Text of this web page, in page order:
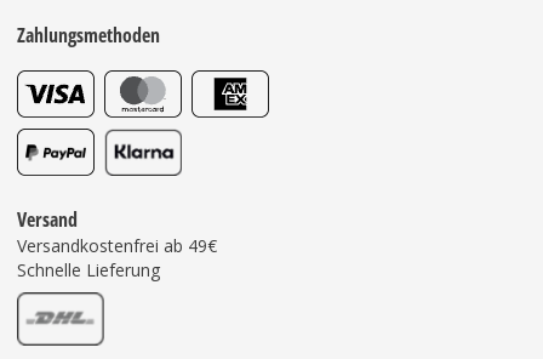
Zahlungsmethoden
Versand
Versandkostenfrei ab 49€
Schnelle Lieferung